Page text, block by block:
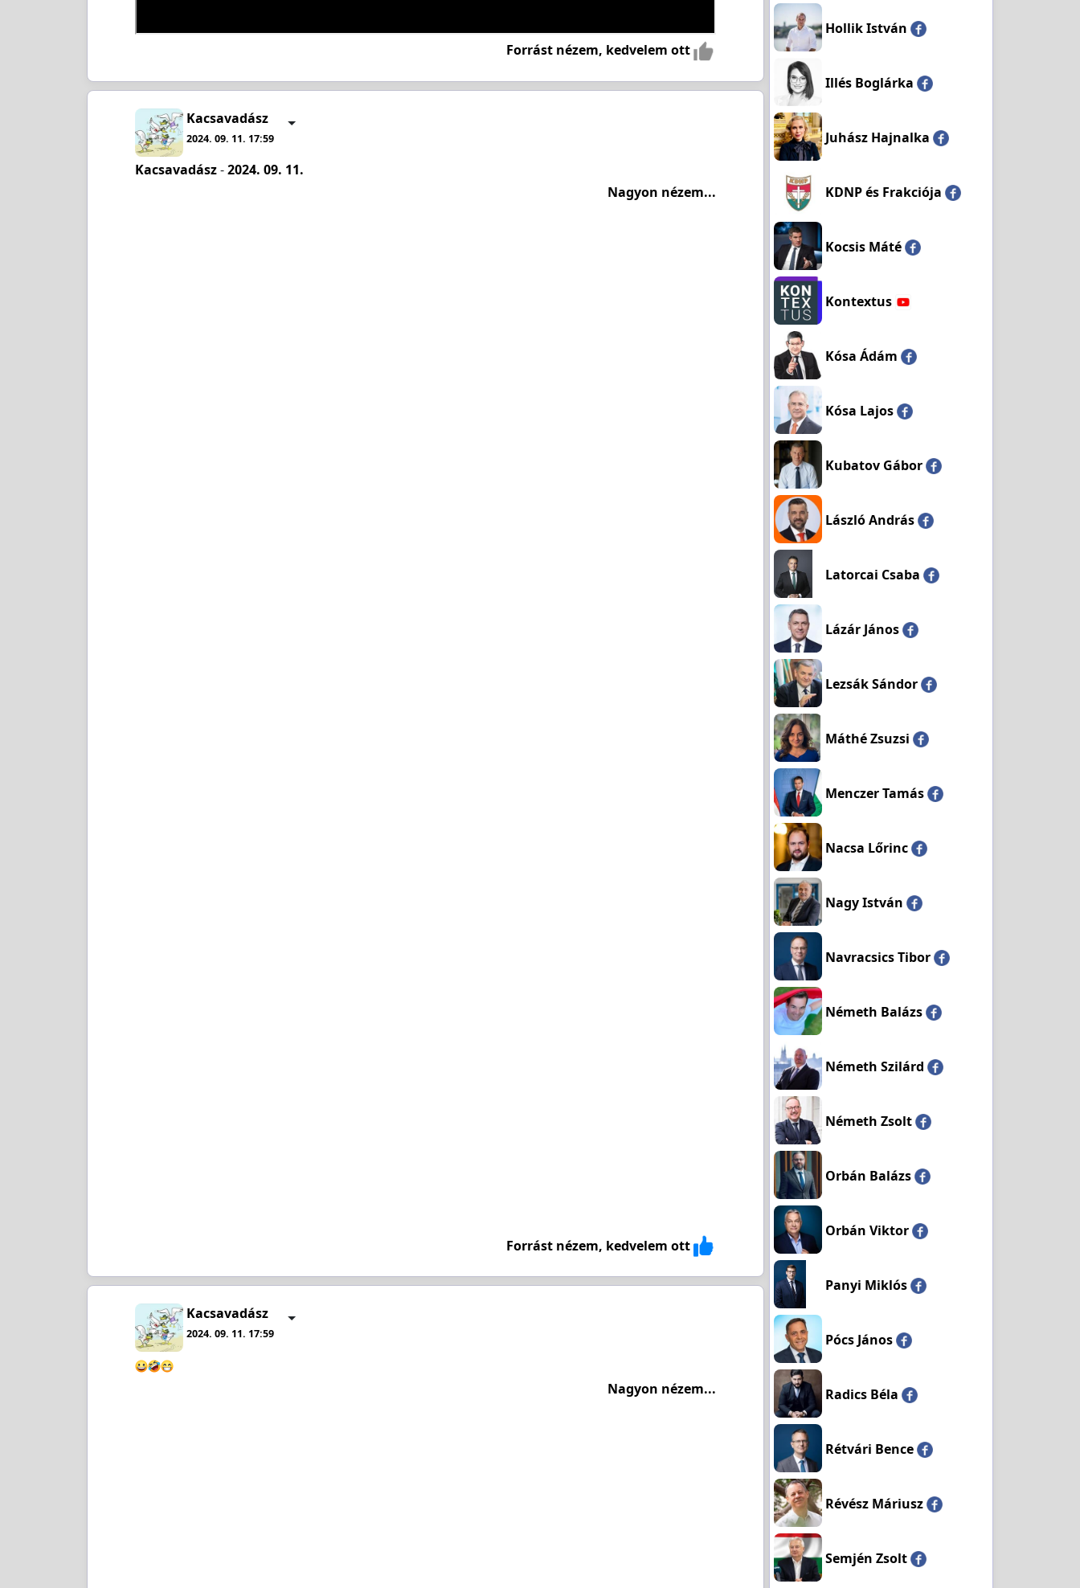
Forrást nézem, kedvelem ott
Kacsavadász
2024. 09. 11. 17:59
Kacsavadász-2024. 09. 11.
Nagyon nézem...
Forrást nézem, kedvelem ott
Kacsavadász
2024. 09. 11. 17:59
Nagyon nézem...
Hollik István
Illés Boglárka
Juhász Hajnalka
KDNP és Frakciója
Kocsis Máté
Kontextus
Kósa Ádám
Kósa Lajos
Kubatov Gábor
László András
Latorcai Csaba
Lázár János
Lezsák Sándor
Máthé Zsuzsi
Menczer Tamás
Nacsa Lőrinc
Nagy István
Navracsics Tibor
Németh Balázs
Németh Szilárd
Németh Zsolt
Orbán Balázs
Orbán Viktor
Panyi Miklós
Pócs János
Radics Béla
Rétvári Bence
Révész Máriusz
Semjén Zsolt